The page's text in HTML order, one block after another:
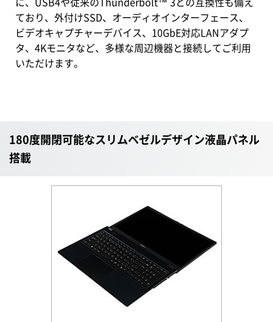
ており、外付けSSD、オーディオインターフェース、
ビデオキャプチャーデバイス、10GbE対応LANアダプ
タ、4Kモニタなど、多様な周辺機器と接続してご利用
いただけます。
180度開閉可能なスリムベゼルデザイン液晶パネル
搭載